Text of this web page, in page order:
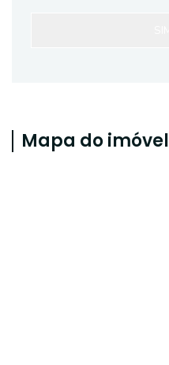
Mapa do imóvel